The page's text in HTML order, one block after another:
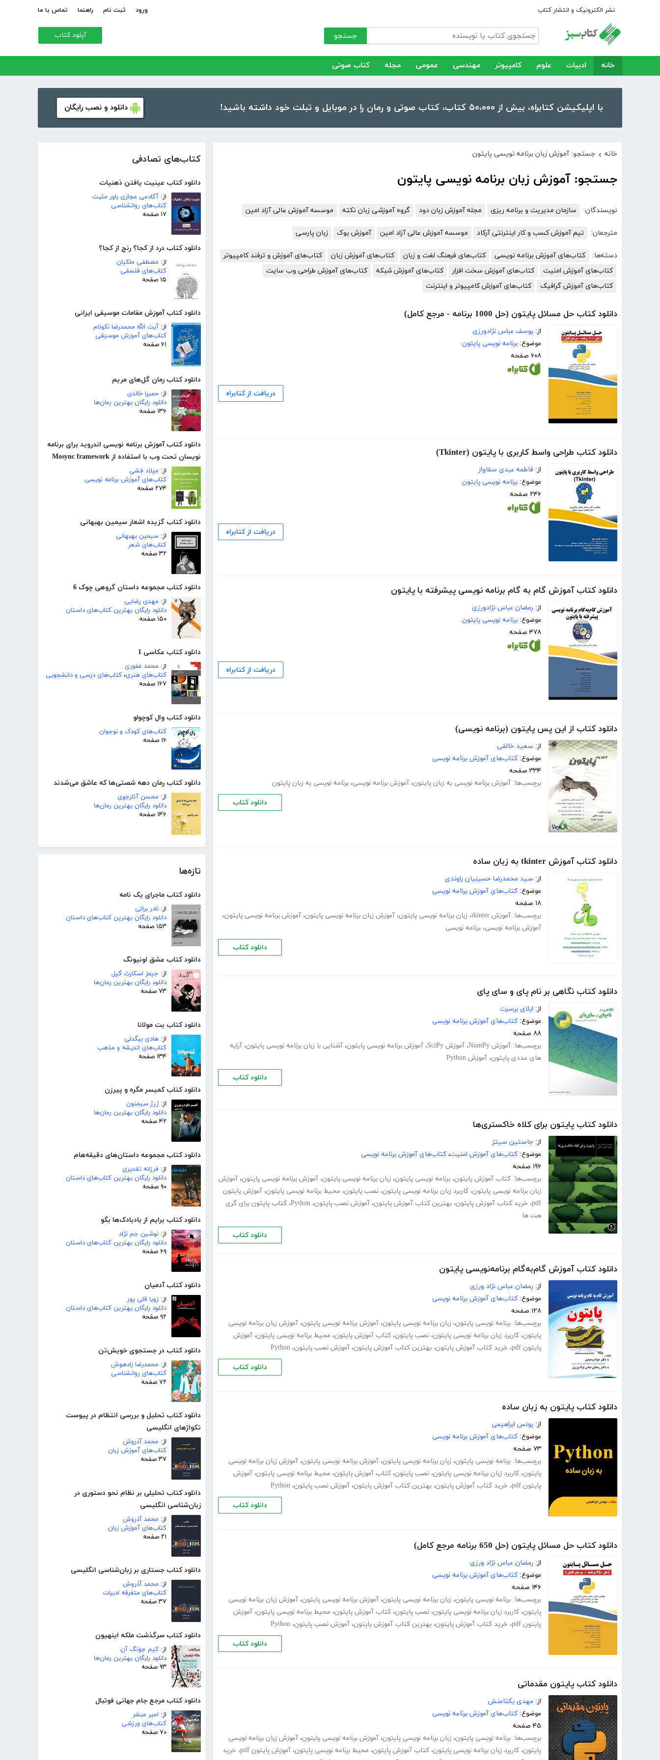
نشر الکترونیک و انتشار کتاب ورود ثبت نام راهنما تماس با ما
جستجو آپلود کتاب
خانه ادبیات علوم کامپیوتر مهندسی عمومی مجله کتاب صوتی
با اپلیکیشن کتابراه، بیش از ۵۰،۰۰۰ کتاب، کتاب صوتی و رمان را در موبایل و تبلت خود داشته باشید! دانلود و نصب رایگان
کتاب‌های تصادفی
دانلود کتاب عینیت یافتن ذهنیات
از: آکادمی مجازی باور مثبت
کتاب‌های روانشناسی
۱۷ صفحه
دانلود کتاب درد از کجا؟ رنج از کجا؟
از: مصطفی ملکیان
کتاب‌های فلسفی
۱۵ صفحه
دانلود کتاب آموزش مقامات موسیقی ایرانی
از: آیت الله محمدرضا نکونام
کتاب‌های آموزش موسیقی
۶۱ صفحه
دانلود کتاب رمان گل‌های مریم
از: حمیرا خالدی
دانلود رایگان بهترین رمان‌ها
۱۳۶ صفحه
دانلود کتاب آموزش برنامه نویسی اندروید برای برنامه
نویسان تحت وب با استفاده از Mosync framework
از: میلاد فشی
کتاب‌های آموزش برنامه نویسی
۲۷۴ صفحه
دانلود کتاب گزیده اشعار سیمین بهبهانی
از: سیمین بهبهانی
کتاب‌های شعر
۳۲ صفحه
دانلود کتاب مجموعه داستان گروهی چوک 6
از: مهدی رضایی
دانلود رایگان بهترین کتاب‌های داستان
۱۵۰ صفحه
دانلود کتاب عکاسی 1
از: محمد غفوری
کتاب‌های هنری، کتاب‌های درسی و دانشجویی
۱۶۷ صفحه
دانلود کتاب وال کوچولو
کتاب‌های کودک و نوجوان
۱۶ صفحه
دانلود کتاب رمان دهه شصتی‌ها که عاشق می‌شدند
از: محسن آثارجوی
دانلود رایگان بهترین رمان‌ها
۱۴۶ صفحه
تازه‌ها
دانلود کتاب ماجرای یک نامه
از: نادر براتی
دانلود رایگان بهترین کتاب‌های داستان
۱۵۳ صفحه
دانلود کتاب عشق اونیونگ
از: جیمز اسکارث گیل
دانلود رایگان بهترین رمان‌ها
۷۳ صفحه
دانلود کتاب بت مولانا
از: هادی بیگدلی
کتاب‌های اندیشه و مذهب
۱۳۴ صفحه
دانلود کتاب کمیسر مگره و پیرزن
از:ژرژ سیمنون
دانلود رایگان بهترین رمان‌ها
۴۲ صفحه
دانلود کتاب مجموعه داستان‌های دقیقه‌هام
از: فرزانه تقدیری
دانلود رایگان بهترین کتاب‌های داستان
۹۰ صفحه
دانلود کتاب برایم از بادبادک‌ها بگو
از: نوشین جم نژاد
دانلود رایگان بهترین کتاب‌های داستان
۶۹ صفحه
دانلود کتاب آدمیان
از: زویا قلی پور
دانلود رایگان بهترین کتاب‌های داستان
۹۲ صفحه
دانلود کتاب در جستجوی خویش‌تن
از: محمدرضا زادهوش
کتاب‌های روانشناسی
۷۲ صفحه
دانلود کتاب تحلیل و بررسی انتظام در پیوست
تکواژهای انگلیسی
از: محمد آذروش
کتاب‌های آموزش زبان
۳۷ صفحه
دانلود کتاب تحلیلی بر نظام نحو دستوری در
زبان‌شناسی انگلیسی
از: محمد آذروش
کتاب‌های آموزش زبان
۲۱ صفحه
دانلود کتاب جستاری بر زبان‌شناسی انگلیسی
از: محمد آذروش
کتاب‌های متفرقه ادبیات
۳۷ صفحه
دانلود کتاب سرگذشت ملکه اینهیون
از: کیم جونگ آن
دانلود رایگان بهترین رمان‌ها
۹۳ صفحه
دانلود کتاب مرجع جام جهانی فوتبال
از: امیر مبشر
کتاب‌های ورزشی
۷۰ صفحه
خانه › جستجو: آموزش زبان برنامه نویسی پایتون
جستجو: آموزش زبان برنامه نویسی پایتون
نویسندگان: سازمان مدیریت و برنامه ریزی مجله آموزش زبان دود گروه آموزشی زبان نکته موسسه آموزش عالی آزاد امین
مترجمان: تیم آموزش کسب و کار اینترنتی آرکاد موسسه آموزش عالی آزاد امین آموزش بوک زبان پارسی
دسته‌ها: کتاب‌های آموزش برنامه نویسی کتاب‌های فرهنگ لغت و زبان کتاب‌های آموزش زبان
کتاب‌های آموزش و ترفند کامپیوتر
کتاب‌های آموزش امنیت
کتاب‌های آموزش سخت افزار کتاب‌های آموزش شبکه
کتاب‌های آموزش طراحی وب سایت
کتاب‌های آموزش گرافیک
کتاب‌های آموزش کامپیوتر و اینترنت
دانلود کتاب حل مسائل پایتون (حل 1000 برنامه - مرجع کامل)
از: یوسف عباس نژادورزی
موضوع: برنامه نویسی پایتون
۶۰۸ صفحه
دریافت از کتابراه
دانلود کتاب طراحی واسط کاربری با پایتون (Tkinter)
از: فاطمه عبدی سقاواز
موضوع: برنامه نویسی پایتون
۲۴۶ صفحه
دریافت از کتابراه
دانلود کتاب آموزش گام‌ به‌ گام برنامه نویسی پیشرفته با پایتون
از: رمضان عباس نژادورزی
موضوع: برنامه نویسی پایتون
۴۷۸ صفحه
دریافت از کتابراه
دانلود کتاب از این پس پایتون (برنامه نویسی)
از: سعید خالقی
موضوع: کتاب‌های آموزش برنامه نویسی
۳۳۴ صفحه
برچسب‌ها: آموزش برنامه نویسی به زبان پایتون، آموزش برنامه نویسی، برنامه نویسی به زبان پایتون
دانلود کتاب
دانلود کتاب آموزش tkinter به زبان ساده
از: سید محمدرضا حسینیان راوندی
موضوع: کتاب‌های آموزش برنامه نویسی
۱۸ صفحه
برچسب‌ها: آموزش tkinter ، زبان برنامه نویسی پایتون، آموزش زبان برنامه نویسی پایتون، آموزش برنامه نویسی پایتون،
آموزش برنامه نویسی، برنامه نویسی
دانلود کتاب
دانلود کتاب نگاهی بر نام پای و سای پای
از: ایلای برسرت
موضوع: کتاب‌های آموزش برنامه نویسی
۸۸ صفحه
برچسب‌ها: آموزش NumPy ، آموزش SciPy ، آموزش برنامه نویسی پایتون، آشنایی با زبان برنامه نویسی پایتون، آرایه
های عددی پایتون، آموزش Python
دانلود کتاب
دانلود کتاب پایتون برای کلاه خاکستری‌ها
از: جاستین سیتز
موضوع: کتاب‌های آموزش امنیت، کتاب‌های آموزش برنامه نویسی
۱۹۶ صفحه
برچسب‌ها: کتاب آموزش پایتون، برنامه نویسی پایتون، زبان برنامه نویسی پایتون، آموزش برنامه نویسی پایتون، آموزش
زبان برنامه نویسی پایتون، کاربرد زبان برنامه نویسی پایتون، نصب پایتون، محیط برنامه نویسی پایتون، آموزش پایتون
pdf، خرید کتاب آموزش پایتون، بهترین کتاب آموزش پایتون، آموزش نصب پایتون، Python، کتاب پایتون برای گری
هت ها
دانلود کتاب
دانلود کتاب آموزش گام‌به‌گام برنامه‌نویسی پایتون
از: رمضان عباس نژاد ورزی
موضوع: کتاب‌های آموزش برنامه نویسی
۱۲۸ صفحه
برچسب‌ها: برنامه نویسی پایتون، زبان برنامه نویسی پایتون، آموزش برنامه نویسی پایتون، آموزش زبان برنامه نویسی
پایتون، کاربرد زبان برنامه نویسی پایتون، نصب پایتون، کتاب آموزش پایتون، محیط برنامه نویسی پایتون، آموزش
پایتون pdf
، خرید کتاب آموزش پایتون، بهترین کتاب آموزش پایتون، آموزش نصب پایتون، Python
دانلود کتاب
دانلود کتاب پایتون به زبان ساده
از: یونس ابراهیمی
موضوع: کتاب‌های آموزش برنامه نویسی
۷۳ صفحه
برچسب‌ها: برنامه نویسی پایتون، زبان برنامه نویسی پایتون، آموزش برنامه نویسی پایتون، آموزش زبان برنامه نویسی
پایتون، کاربرد زبان برنامه نویسی پایتون، نصب پایتون، کتاب آموزش پایتون، محیط برنامه نویسی پایتون، آموزش
پایتون pdf
، خرید کتاب آموزش پایتون، بهترین کتاب آموزش پایتون، آموزش نصب پایتون، Python
دانلود کتاب
دانلود کتاب حل مسائل پایتون (حل 650 برنامه مرجع کامل)
از: رمضان عباس نژاد ورزی
موضوع: کتاب‌های آموزش برنامه نویسی
۱۴۶ صفحه
برچسب‌ها: برنامه نویسی پایتون، زبان برنامه نویسی پایتون، آموزش برنامه نویسی پایتون، آموزش زبان برنامه نویسی
پایتون، کاربرد زبان برنامه نویسی پایتون، نصب پایتون، کتاب آموزش پایتون، محیط برنامه نویسی پایتون، آموزش
پایتون pdf
، خرید کتاب آموزش پایتون، بهترین کتاب آموزش پایتون، آموزش نصب پایتون، Python
دانلود کتاب
دانلود کتاب پایتون مقدماتی
از: مهدی یکتامنش
موضوع: کتاب‌های آموزش برنامه نویسی
۴۵ صفحه
برچسب‌ها: برنامه نویسی پایتون، زبان برنامه نویسی پایتون، آموزش برنامه نویسی پایتون، آموزش زبان برنامه نویسی
پایتون، کاربرد زبان برنامه نویسی پایتون، کتاب آموزش پایتون، محیط برنامه نویسی پایتون، آموزش پایتون pdf ، خرید